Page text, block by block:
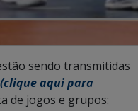
sendo transmitidas
(clique aqui para
de jogos e grupos: